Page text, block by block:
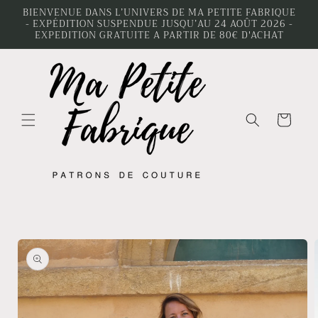
passer
au
contenu
BIENVENUE DANS L’UNIVERS DE MA PETITE FABRIQUE
- EXPÉDITION SUSPENDUE JUSQU’AU 24 AOÛT 2026 -
EXPEDITION GRATUITE A PARTIR DE 80€ D'ACHAT
Panier
produits